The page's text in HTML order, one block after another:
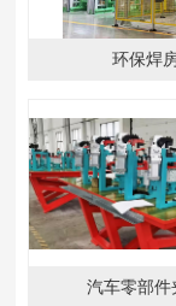
环保焊
汽车零部件